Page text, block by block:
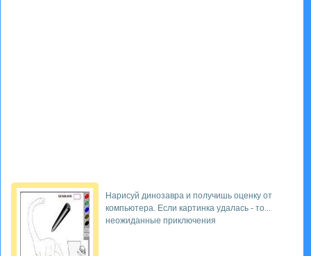
Нарисуй динозавра и получишь оценку от
компьютера. Если картинка удалась - то...
неожиданные приключения